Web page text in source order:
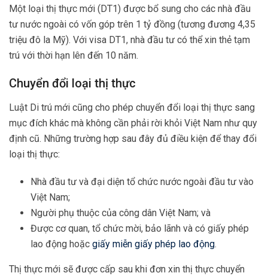
Một loại thị thực mới (DT1) được bổ sung cho các nhà đầu
tư nước ngoài có vốn góp trên 1 tỷ đồng (tương đương 4,35
triệu đô la Mỹ). Với visa DT1, nhà đầu tư có thể xin thẻ tạm
trú với thời hạn lên đến 10 năm.
Chuyển đổi loại thị thực
Luật Di trú mới cũng cho phép chuyển đổi loại thị thực sang
mục đích khác mà không cần phải rời khỏi Việt Nam như quy
định cũ. Những trường hợp sau đây đủ điều kiện để thay đổi
loại thị thực:
Nhà đầu tư và đại diện tổ chức nước ngoài đầu tư vào
Việt Nam;
Người phụ thuộc của công dân Việt Nam; và
Được cơ quan, tổ chức mời, bảo lãnh và có giấy phép
lao động hoặc giấy miễn giấy phép lao động.
Thị thực mới sẽ được cấp sau khi đơn xin thị thực chuyển